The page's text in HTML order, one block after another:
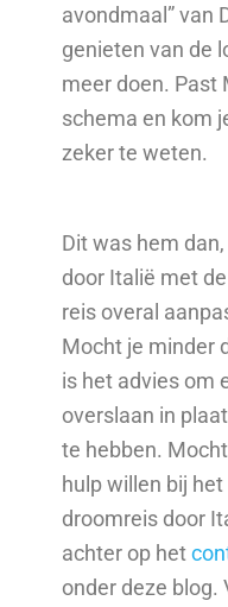
avondmaal” van
genieten van de
meer doen. Past
schema en kom
zeker te weten.
Dit was hem
door Italië met
reis overal
Mocht je minder
is het advies om
overslaan in
te hebben.
hulp willen bij
droomreis door
achter op het
onder deze blog.